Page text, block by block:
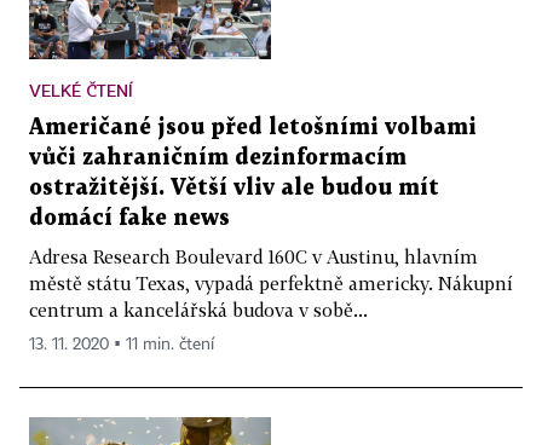
VELKÉ ČTENÍ
Američané jsou před letošními volbami
vůči zahraničním dezinformacím
ostražitější. Větší vliv ale budou mít
domácí fake news
Adresa Research Boulevard 160C v Austinu, hlavním
městě státu Texas, vypadá perfektně americky. Nákupní
centrum a kancelářská budova v sobě...
13. 11. 2020 ▪ 11 min. čtení